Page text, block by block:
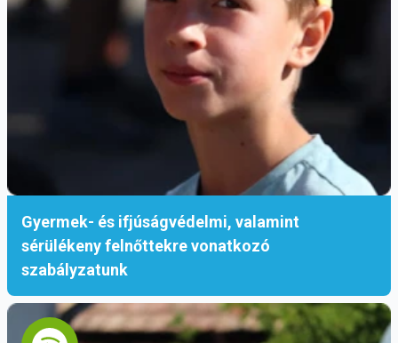
Gyermek- és ifjúságvédelmi, valamint
sérülékeny felnőttekre vonatkozó
szabályzatunk